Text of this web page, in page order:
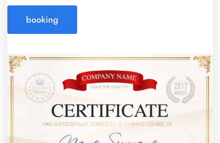
booking